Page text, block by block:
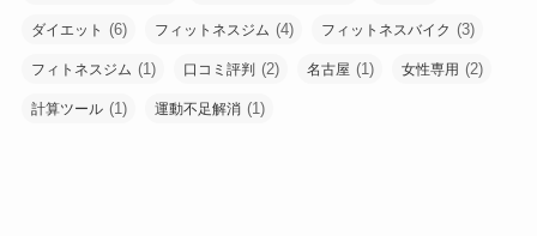
ダイエット (6) フィットネスジム (4) フィットネスバイク (3)
フィトネスジム (1) 口コミ評判 (2) 名古屋 (1) 女性専用 (2)
計算ツール (1) 運動不足解消 (1)